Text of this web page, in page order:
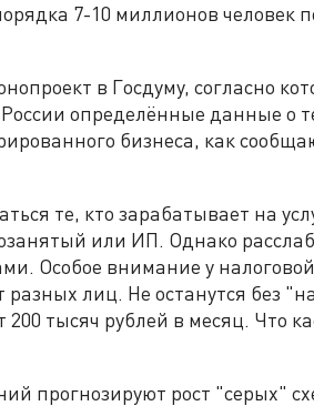
7-10 миллионов человек
в Госдуму, согласно
определённые данные о
бизнеса, как
те, кто зарабатывает на
или ИП. Однако
Особое внимание у
лиц. Не останутся без
тысяч рублей в месяц. Что
прогнозируют рост "серых"